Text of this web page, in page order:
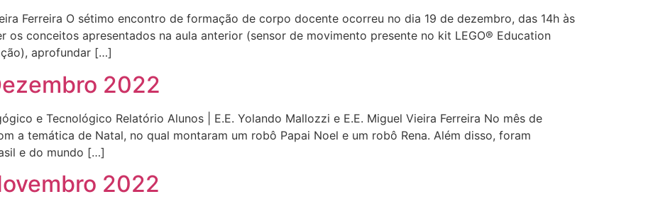
Ferreira O sétimo encontro de formação de corpo docente ocorreu no dia 19 de dezembro, das 14h às
os conceitos apresentados na aula anterior (sensor de movimento presente no kit LEGO® Education
aprofundar […]
2022
e Tecnológico Relatório Alunos | E.E. Yolando Mallozzi e E.E. Miguel Vieira Ferreira No mês de
a temática de Natal, no qual montaram um robô Papai Noel e um robô Rena. Além disso, foram
e do mundo […]
2022